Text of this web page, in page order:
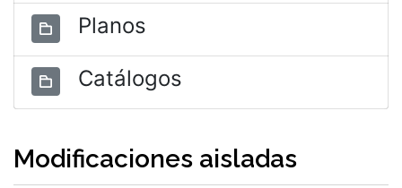
Planos
Catálogos
Modificaciones aisladas